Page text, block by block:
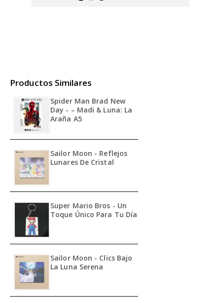
Productos Similares
Spider Man Brad New
Day - – Madi & Luna: La
Araña A5
Sailor Moon - Reflejos
Lunares De Cristal
Super Mario Bros - Un
Toque Único Para Tu Día
Sailor Moon - Clics Bajo
La Luna Serena